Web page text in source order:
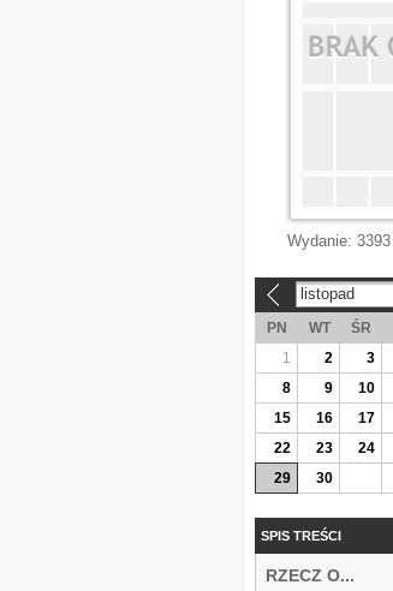
Wydanie: 3393
listopad
PN WT ŚR
1
2 3
8
9 10
15
16 17
22
23 24
29
30
SPIS TREŚCI
RZECZ O...